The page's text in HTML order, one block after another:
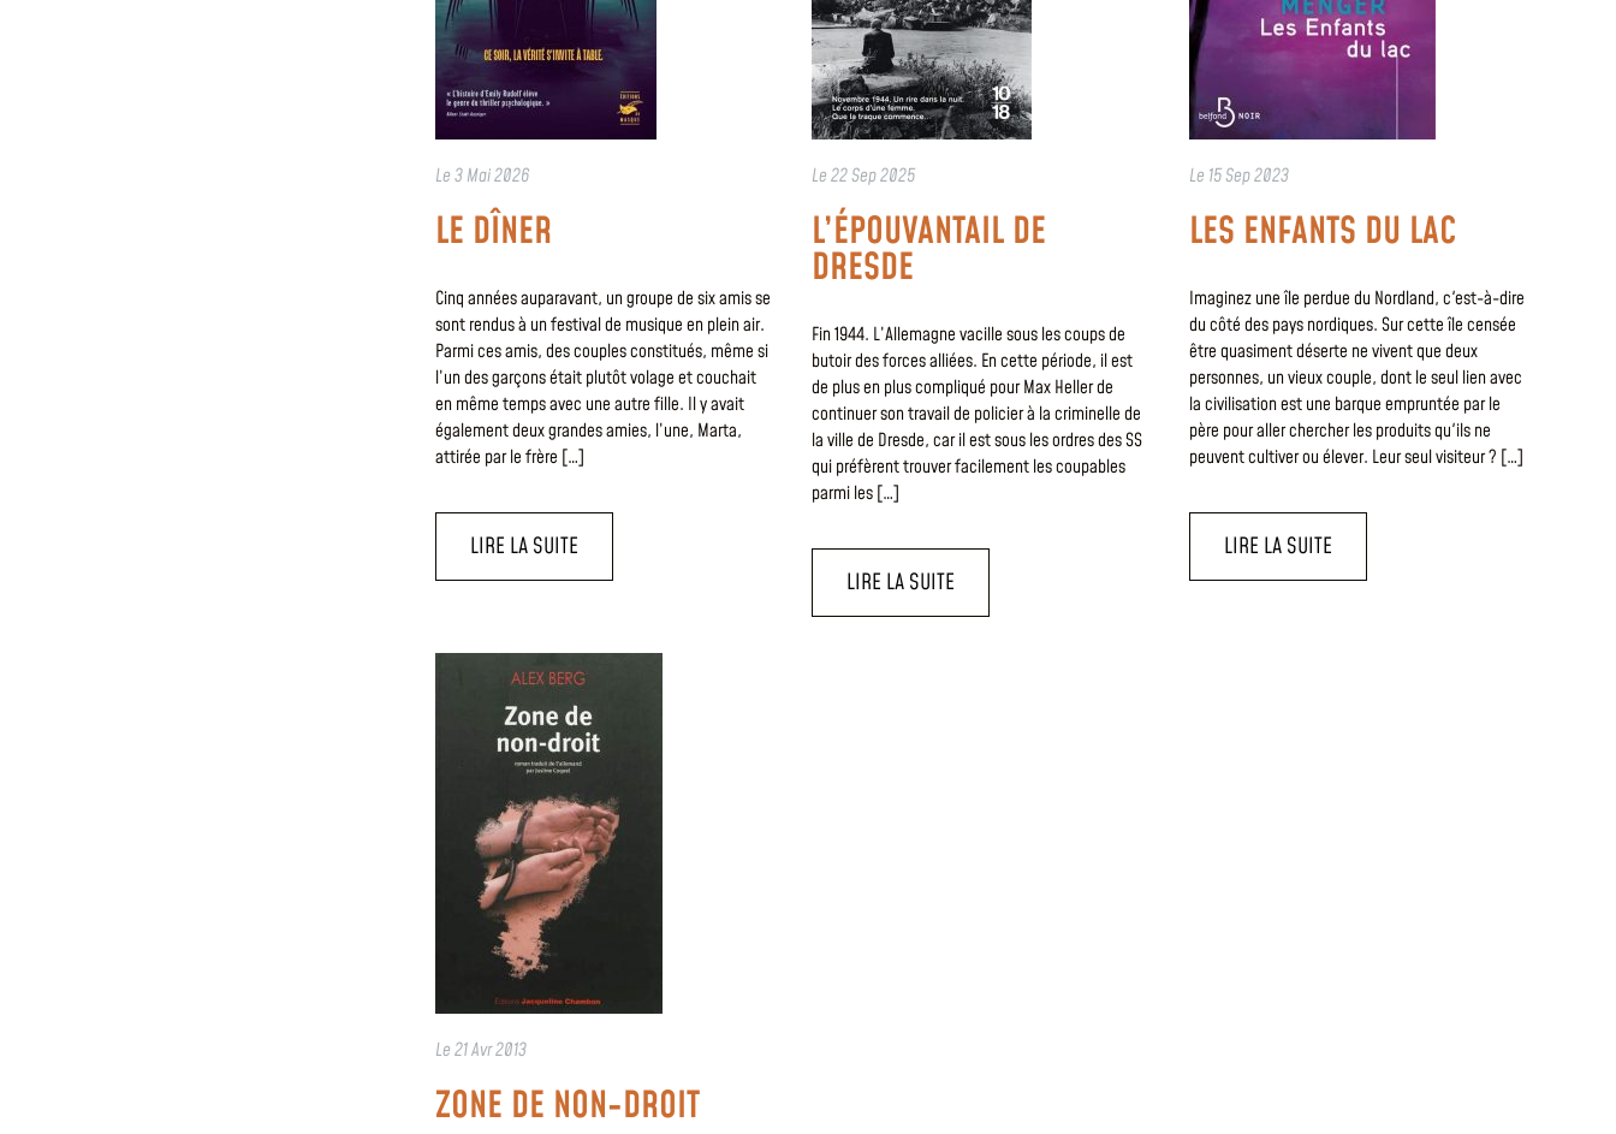
Le3 Mai 2026
LE DÎNER
Cinq années auparavant, un groupe de six amis se
sont rendus à un festival de musique en plein air.
Parmi ces amis, des couples constitués, même si
l’un des garçons était plutôt volage et couchait
en même temps avec une autre fille. Il y avait
également deux grandes amies, l’une, Marta,
attirée par le frère […]
LIRE LA SUITE
Le22 Sep 2025
L’ÉPOUVANTAIL DE
DRESDE
Fin 1944. L’Allemagne vacille sous les coups de
butoir des forces alliées. En cette période, il est
de plus en plus compliqué pour Max Heller de
continuer son travail de policier à la criminelle de
la ville de Dresde, car il est sous les ordres des SS
qui préfèrent trouver facilement les coupables
parmi les […]
LIRE LA SUITE
Le 15 Sep 2023
LES ENFANTS DU LAC
Imaginez une île perdue du Nordland, c'est-à-dire
du côté des pays nordiques. Sur cette île censée
être quasiment déserte ne vivent que deux
personnes, un vieux couple, dont le seul lien avec
la civilisation est une barque empruntée par le
père pour aller chercher les produits qu'ils ne
peuvent cultiver ou élever. Leur seul visiteur ? […]
LIRE LA SUITE
Le21 Avr 2013
ZONE DE NON-DROIT